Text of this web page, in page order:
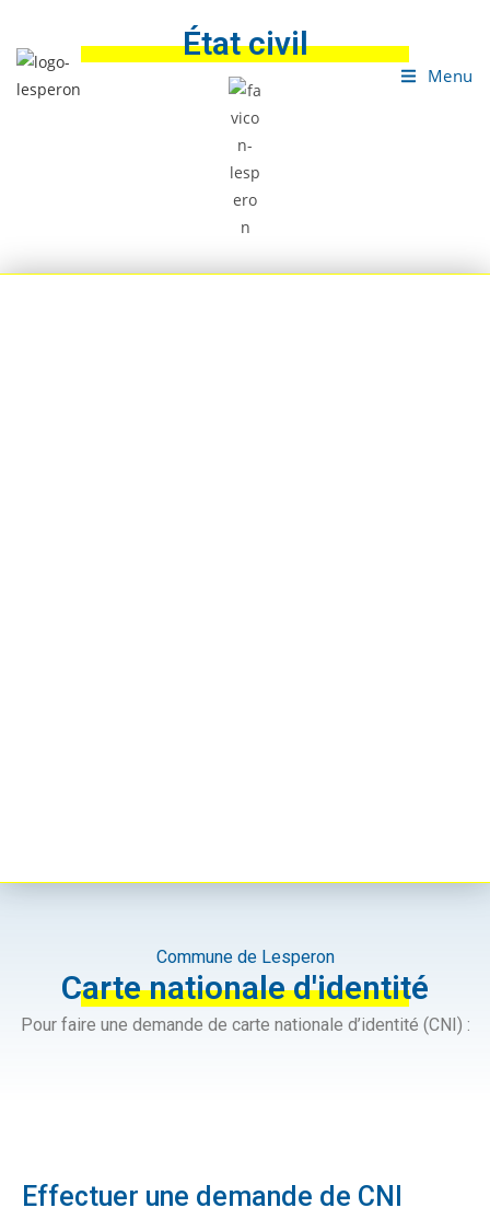
Menu
État civil
Commune de Lesperon
Carte nationale d'identité
Pour faire une demande de carte nationale d’identité (CNI) :
Effectuer une demande de CNI